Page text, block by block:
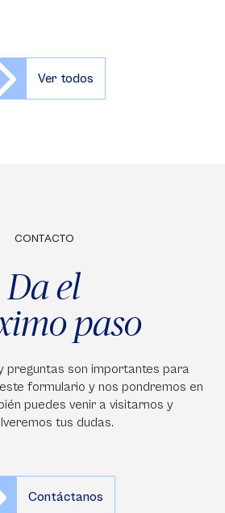
Ver todos
CONTACTO
Da el
paso
preguntas son importantes para
formulario y nos pondremos en
puedes venir a visitarnos y
tus dudas.
Contáctanos